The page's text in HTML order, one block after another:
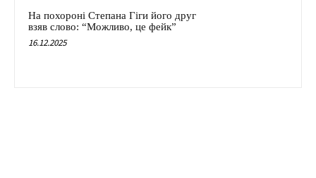
На похороні Степана Гіги його друг
взяв слово: “Можливо, це фейк”
16.12.2025